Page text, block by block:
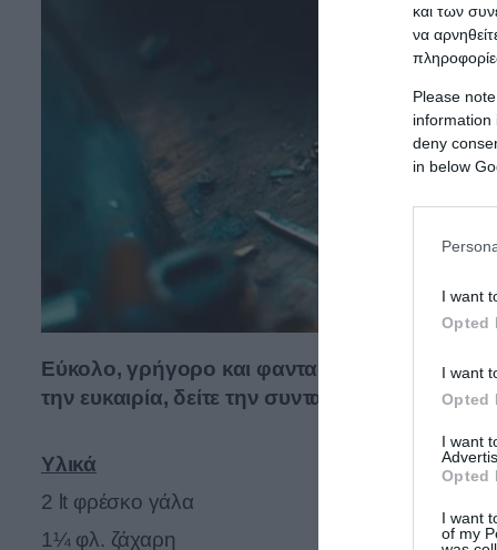
και των
να
Please
information
deny
in below
I want
Opted
I want
Opted
I want
Opted
I want
of my
Εύκολο, γρήγορο και φανταστικό γλυκό
την ευκαιρία, δείτε την συνταγή για δροσερό
Yλικά
2 lt φρέσκο γάλα
1¼ φλ. ζάχαρη